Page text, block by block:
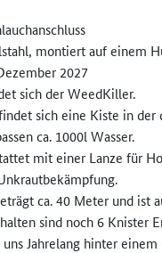
montiert auf einem
2027
sich der WeedKiller.
sich eine Kiste in der
ca. 1000l Wasser.
mit einer Lanze für
ca. 40 Meter und ist
sind noch 6 Knister
uns Jahrelang hinter